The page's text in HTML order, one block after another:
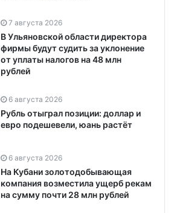
7 августа 2026
В Ульяновской области директора
фирмы будут судить за уклонение
от уплаты налогов на 48 млн
рублей
6 августа 2026
Рубль отыграл позиции: доллар и
евро подешевели, юань растёт
6 августа 2026
На Кубани золотодобывающая
компания возместила ущерб рекам
на сумму почти 28 млн рублей